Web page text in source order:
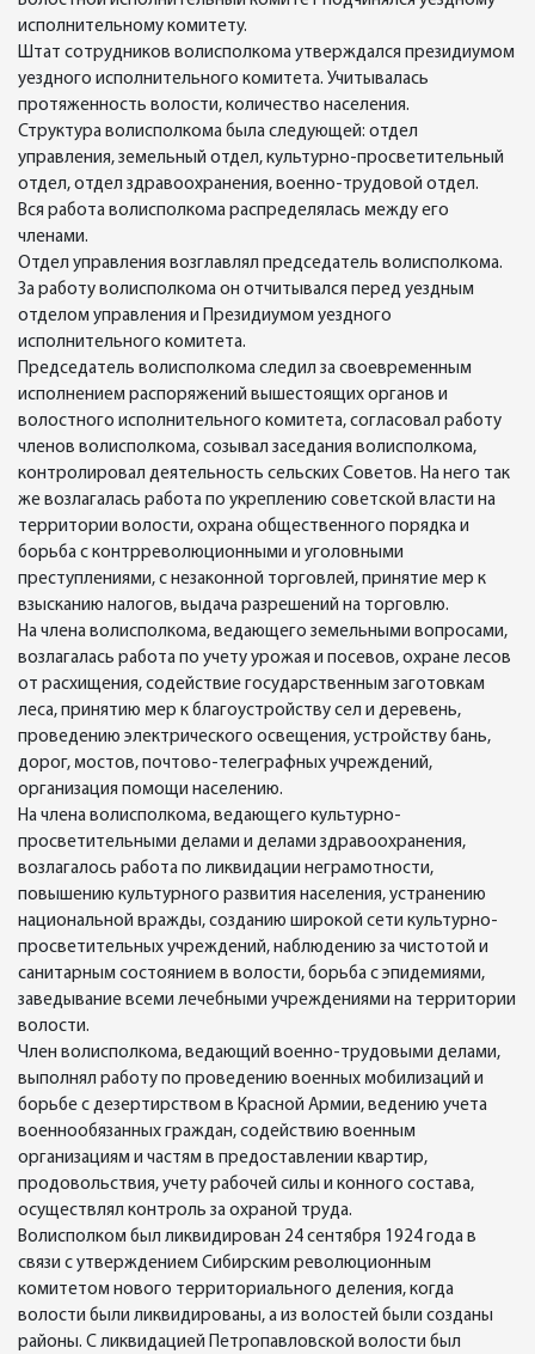
исполнительному комитету.
Штат сотрудников волисполкома утверждался президиумом
уездного исполнительного комитета. Учитывалась
протяженность волости, количество населения.
Структура волисполкома была следующей: отдел
управления, земельный отдел, культурно-просветительный
отдел, отдел здравоохранения, военно-трудовой отдел.
Вся работа волисполкома распределялась между его
членами.
Отдел управления возглавлял председатель волисполкома.
За работу волисполкома он отчитывался перед уездным
отделом управления и Президиумом уездного
исполнительного комитета.
Председатель волисполкома следил за своевременным
исполнением распоряжений вышестоящих органов и
волостного исполнительного комитета, согласовал работу
членов волисполкома, созывал заседания волисполкома,
контролировал деятельность сельских Советов. На него так
же возлагалась работа по укреплению советской власти на
территории волости, охрана общественного порядка и
борьба с контрреволюционными и уголовными
преступлениями, с незаконной торговлей, принятие мер к
взысканию налогов, выдача разрешений на торговлю.
На члена волисполкома, ведающего земельными вопросами,
возлагалась работа по учету урожая и посевов, охране лесов
от расхищения, содействие государственным заготовкам
леса, принятию мер к благоустройству сел и деревень,
проведению электрического освещения, устройству бань,
дорог, мостов, почтово-телеграфных учреждений,
организация помощи населению.
На члена волисполкома, ведающего культурно-
просветительными делами и делами здравоохранения,
возлагалось работа по ликвидации неграмотности,
повышению культурного развития населения, устранению
национальной вражды, созданию широкой сети культурно-
просветительных учреждений, наблюдению за чистотой и
санитарным состоянием в волости, борьба с эпидемиями,
заведывание всеми лечебными учреждениями на территории
волости.
Член волисполкома, ведающий военно-трудовыми делами,
выполнял работу по проведению военных мобилизаций и
борьбе с дезертирством в Красной Армии, ведению учета
военнообязанных граждан, содействию военным
организациям и частям в предоставлении квартир,
продовольствия, учету рабочей силы и конного состава,
осуществлял контроль за охраной труда.
Волисполком был ликвидирован 24 сентября 1924 года в
связи с утверждением Сибирским революционным
комитетом нового территориального деления, когда
волости были ликвидированы, а из волостей были созданы
районы. С ликвидацией Петропавловской волости был